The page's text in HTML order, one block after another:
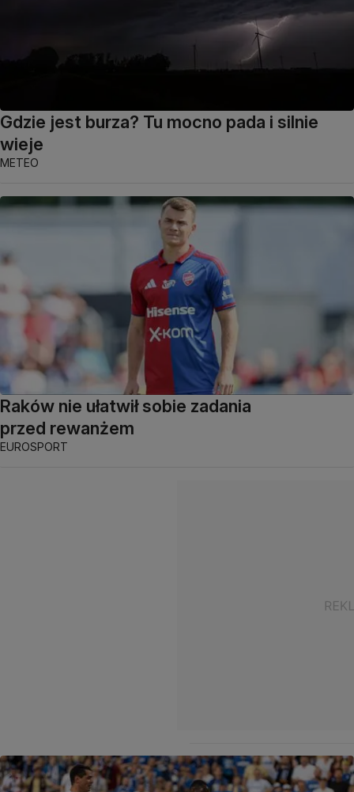
Gdzie jest burza? Tu mocno pada i silnie
wieje
METEO
Raków nie ułatwił sobie zadania
przed rewanżem
EUROSPORT